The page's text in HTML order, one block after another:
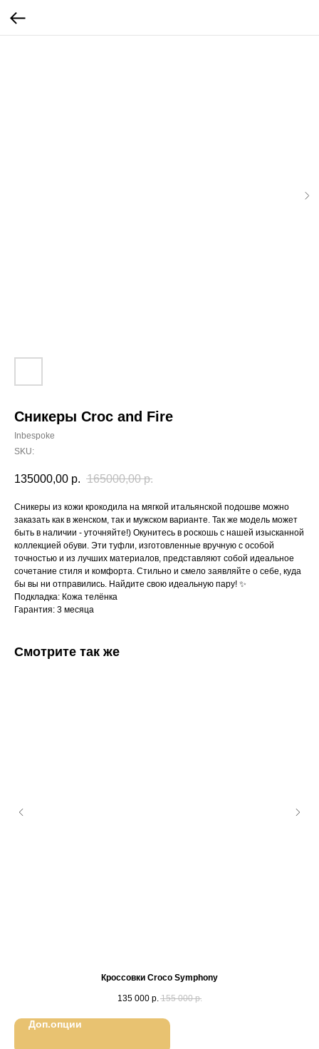
Сникеры Croc and Fire
Inbespoke
SKU:
135000,00 р. 165000,00 р.
Сникеры из кожи крокодила на мягкой итальянской подошве можно
заказать как в женском, так и мужском варианте. Так же модель может
быть в наличии - уточняйте!) Окунитесь в роскошь с нашей изысканной
коллекцией обуви. Эти туфли, изготовленные вручную с особой
точностью и из лучших материалов, представляют собой идеальное
сочетание стиля и комфорта. Стильно и смело заявляйте о себе, куда
бы вы ни отправились. Найдите свою идеальную пару! ✨
Подкладка: Кожа телёнка
Гарантия: 3 месяца
Смотрите так же
Кроссовки Croco Symphony
135 000 р. 155 000 р.
Доп.опции